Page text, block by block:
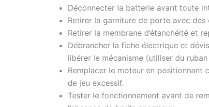
Déconnecter la batterie avant toute
Retirer la garniture de porte avec
Retirer la membrane d’étanchéité et
Débrancher la fiche électrique et
libérer le mécanisme (utiliser du
Remplacer le moteur en positionnant
de jeu excessif.
Tester le fonctionnement avant de